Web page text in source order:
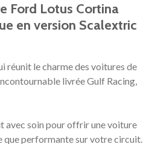
Ford Lotus Cortina
en version Scalextric
réunit le charme des voitures de
livrée Gulf Racing,
avec soin pour offrir une voiture
que performante sur votre circuit.